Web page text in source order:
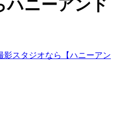
ハニーアンド